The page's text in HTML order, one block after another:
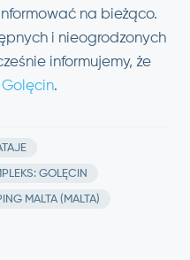
na bieżąco.
i nieogrodzonych
informujemy, że
.
GOLĘCIN
MALTA (MALTA)